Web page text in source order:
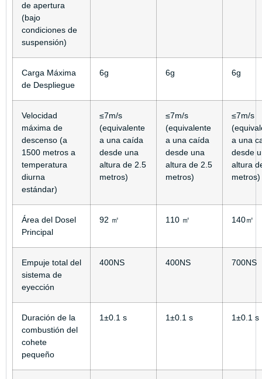
de apertura
(bajo
condiciones de
suspensión)
Carga Máxima
de Despliegue
6g 6g 6g
Velocidad
máxima de
descenso (a
1500 metros a
temperatura
diurna
estándar)
≤7m/s
(equivalente
a una caída
desde una
altura de 2.5
metros)
≤7m/s
(equivalente
a una caída
desde una
altura de 2.5
metros)
≤7m/s
a una
desde
altura
metros)
Área del Dosel
Principal
92 ㎡ 110 ㎡ 140㎡
Empuje total del
sistema de
eyección
400NS 400NS 700NS
Duración de la
combustión del
cohete
pequeño
1±0.1 s 1±0.1 s 1±0.1 s